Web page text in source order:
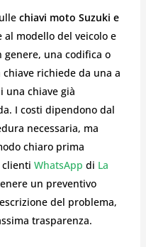
chiavi moto Suzuki e
al modello del veicolo e
una codifica o
richiede da una a
una chiave già
I costi dipendono dal
necessaria, ma
chiaro prima
clienti WhatsApp di La
un preventivo
del problema,
trasparenza.